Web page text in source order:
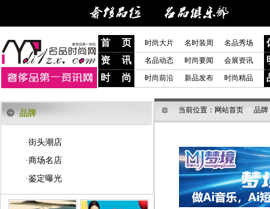
首 页 时尚大片 名时装周名品秀场
资 讯
名品动态 时尚要闻 会展资讯
时 尚
时尚前沿 新品发布 时尚精品
品牌
·街头潮店
·商场名店
·鉴定曝光
当前位置： 网站首页 -> 品牌